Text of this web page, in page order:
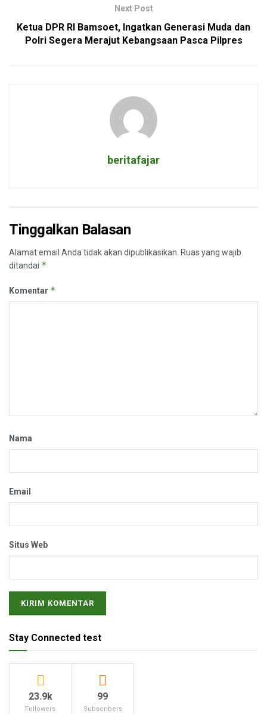
Next Post
Ketua DPR RI Bamsoet, Ingatkan Generasi Muda dan
Polri Segera Merajut Kebangsaan Pasca Pilpres
beritafajar
Tinggalkan Balasan
Alamat email Anda tidak akan dipublikasikan. Ruas yang wajib
ditandai *
Komentar *
Nama
Email
Situs Web
Stay Connected test
23.9k
Followers
99
Subscribers